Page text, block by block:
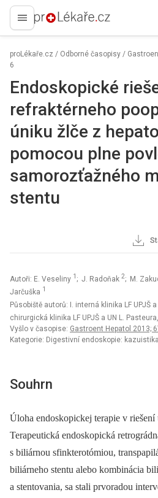
proLékaře.cz
proLékaře.cz / Odborné časopisy /
6
Endoskopické
refraktérneho
úniku žlče z
pomocou plne
samorozťažného
stentu
Autoři: E. Veseliny 1 ; J. Radoňak 2; M.
Jarčuška 1
Působiště autorů: I. interná klinika LF UPJŠ
chirurgická klinika LF UPJŠ a UN L.
Vyšlo v časopise: Gastroent Hepatol 2013;
Kategorie: Digestivní endoskopie: kazuistika
Souhrn
Úloha endoskopickej terapie v
Terapeutická endoskopická
s biliárnou sfinkterotómiou,
biliárneho stentu alebo kombinácia
a stentovania, sa stali prvoradou